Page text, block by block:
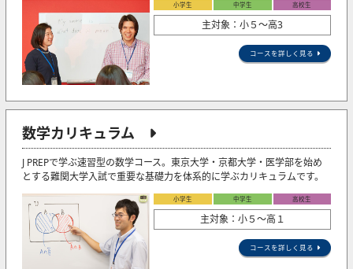
小学生 中学生 高校生
主対象：小５〜高3
コースを詳しく見る
数学カリキュラム
J PREPで学ぶ速習型の数学コース。東京大学・京都大学・医学部を始め
とする難関大学入試で重要な基礎力を体系的に学ぶカリキュラムです。
小学生 中学生 高校生
主対象：小５〜高１
コースを詳しく見る